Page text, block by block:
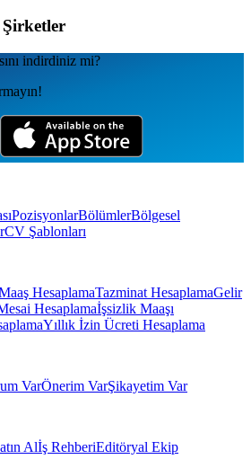
indirdiniz mi?
PozisyonlarBölümlerBölgesel
CV Şablonları
HesaplamaTazminat HesaplamaGelir
Hesaplamaİşsizlik Maaşı
Yıllık İzin Ücreti Hesaplama
VarÖnerim VarŞikayetim Var
Alİş RehberiEditöryal Ekip